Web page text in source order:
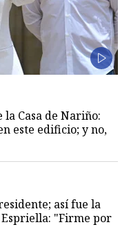
Casa de Nariño:
este edificio; y no,
así fue la
"Firme por